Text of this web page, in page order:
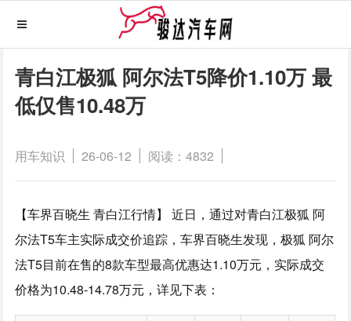
青白江极狐 阿尔法T5降价1.10万 最
低仅售10.48万
用车知识 26-06-12 阅读：4832
【车界百晓生 青白江行情】 近日，通过对青白江极狐 阿
尔法T5车主实际成交价追踪，车界百晓生发现，极狐 阿尔
法T5目前在售的8款车型最高优惠达1.10万元，实际成交
价格为10.48-14.78万元，详见下表：